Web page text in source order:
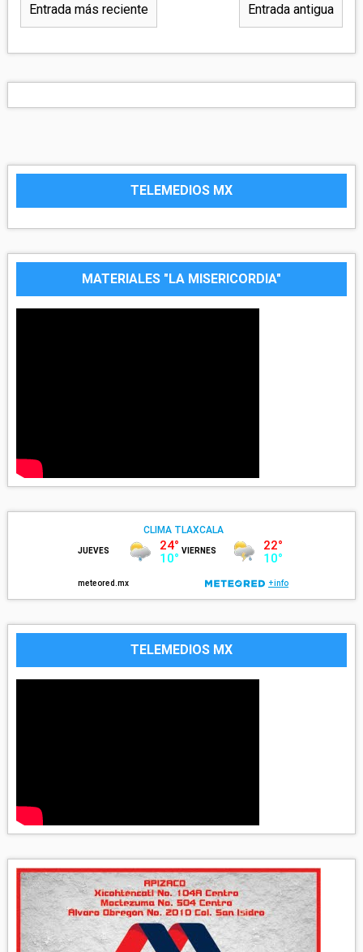
Entrada más reciente Entrada antigua
TELEMEDIOS MX
MATERIALES "LA MISERICORDIA"
TELEMEDIOS MX